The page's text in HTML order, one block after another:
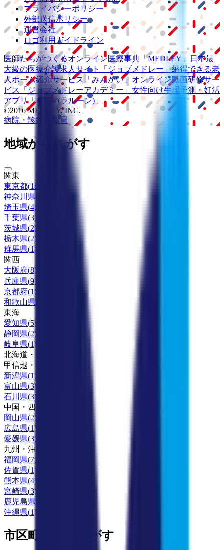
プライバシーポリシー
外部送信ポリシー
運営会社
ロゴ利用ガイドライン
医師たちがつくるオンライン医療事典 「MEDLEY」
日本最
大級の医療介護求人サイト 「ジョブメドレー」納得できる老
人ホーム紹介サービス
「みんかい」 オンライン動画研修サー
ビス
「ジョブメドレーアカデミー」 女性向け生理予測・妊活
アプリ「Lalune(ラルーン)」
©2016 MEDLEY, INC.
病院・診療所
薬局
地域からさがす
関東
東京都(18
神奈川県
埼玉県(4)
千葉県(3)
茨城県(2)
栃木県(2)
群馬県(1)
関西
大阪府(8)
兵庫県(9)
京都府(1)
和歌山県
東海
愛知県(5)
静岡県(2)
岐阜県(1)
北海道・東北
甲信越・北陸
新潟県(1)
富山県(3)
石川県(3)
中国・四国
岡山県(2)
広島県(1)
愛媛県(3)
九州・沖縄
福岡県(7)
佐賀県(1)
熊本県(4)
宮崎県(3)
鹿児島県
沖縄県(1)
市区町村からさがす